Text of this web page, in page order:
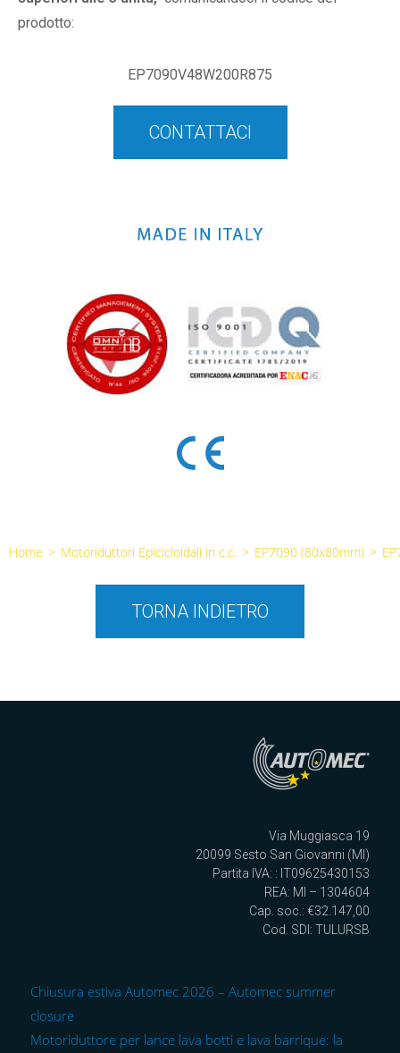
prodotto:
EP7090V48W200R875
CONTATTACI
Home > Motoriduttori Epicicloidali in c.c. > EP7090 (80x80mm) >
TORNA INDIETRO
Via Muggiasca 19
20099 Sesto San Giovanni (MI)
Partita IVA: : IT09625430153
REA: MI – 1304604
Cap. soc.: €32.147,00
Cod. SDI: TULURSB
Chiusura estiva Automec 2026 – Automec summer
closure
Motoriduttore per lance lava botti e lava barrique: la